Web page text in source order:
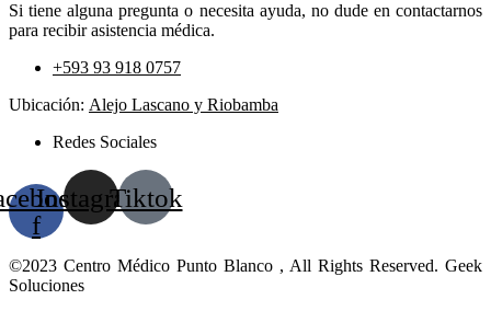
Si tiene alguna pregunta o necesita ayuda, no dude en contactarnos
para recibir asistencia médica.
+593 93 918 0757
Ubicación: Alejo Lascano y Riobamba
Redes Sociales
f
InstagramTiktok
©2023 Centro Médico Punto Blanco , All Rights Reserved. Geek
Soluciones